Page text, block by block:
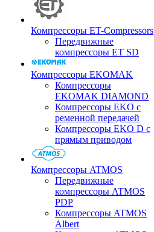
Компрессоры ET-Compressors
Передвижные
компрессоры ET SD
Компрессоры EKOMAK
Компрессоры
EKOMAK DIAMOND
Компрессоры EKO c
ременной передачей
Компрессоры EKO D с
прямым приводом
Компрессоры ATMOS
Передвижные
компрессоры ATMOS
PDP
Компрессоры ATMOS
Albert